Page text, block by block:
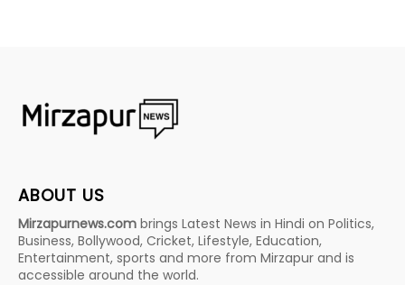
ABOUT US
Mirzapurnews.com brings Latest News in Hindi on Politics,
Business, Bollywood, Cricket, Lifestyle, Education,
Entertainment, sports and more from Mirzapur and is
accessible around the world.